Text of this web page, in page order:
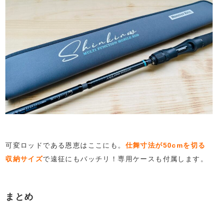
可変ロッドである恩恵はここにも。 仕舞寸法が50cmを切る
収納サイズで遠征にもバッチリ！専用ケースも付属します。
まとめ